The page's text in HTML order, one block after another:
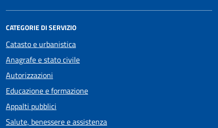
CATEGORIE DI SERVIZIO
Catasto e urbanistica
Anagrafe e stato civile
Autorizzazioni
Educazione e formazione
Appalti pubblici
Salute, benessere e assistenza